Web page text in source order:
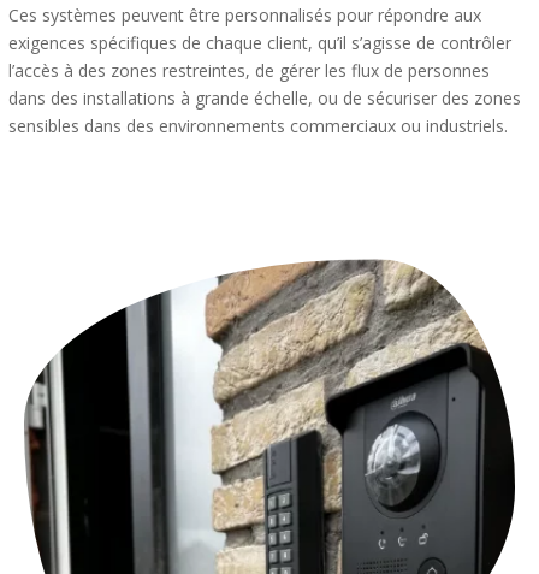
Ces systèmes peuvent être personnalisés pour répondre aux
exigences spécifiques de chaque client, qu’il s’agisse de contrôler
l’accès à des zones restreintes, de gérer les flux de personnes
dans des installations à grande échelle, ou de sécuriser des zones
sensibles dans des environnements commerciaux ou industriels.